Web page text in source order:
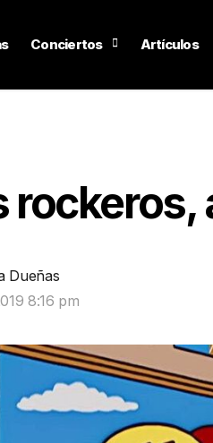
Conciertos Artículos
Dueñas
8:16 pm